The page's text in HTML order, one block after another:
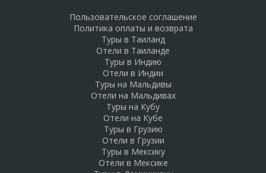
Пользовательское соглашение
Политика оплаты и возврата
Туры в Таиланд
Отели в Таиланде
Туры в Индию
Отели в Индии
Туры на Мальдивы
Отели на Мальдивах
Туры на Кубу
Отели на Кубе
Туры в Грузию
Отели в Грузии
Туры в Мексику
Отели в Мексике